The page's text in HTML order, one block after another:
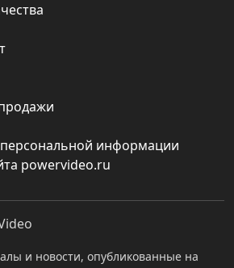
информации
powervideo.ru
и новости, опубликованные на